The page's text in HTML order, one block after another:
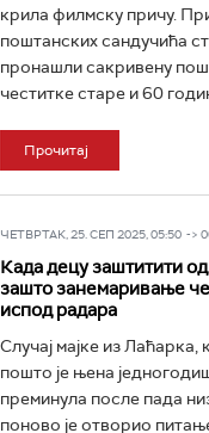
крила филмску причу.
поштанских сандучића
пронашли сакривену
честитке старе и 60
Прочитај
ЧЕТВРТАК, 25. СЕП 2025, 05:50 ->
Када децу заштитити
зашто занемаривање
испод радара
Случај мајке из Лаћарка,
пошто је њена
преминула после пада
поново је отворио